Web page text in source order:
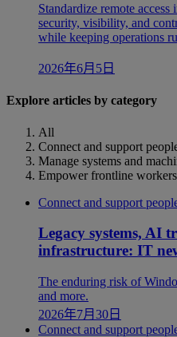
Standardize remote
security, visibility, and
while keeping operations
2026年6月5日
Explore articles by category
All
Connect and support
Manage systems and
Empower frontline workers
Connect and support
Legacy systems, AI
infrastructure: IT
The enduring risk of
and more.
2026年7月30日
Connect and support